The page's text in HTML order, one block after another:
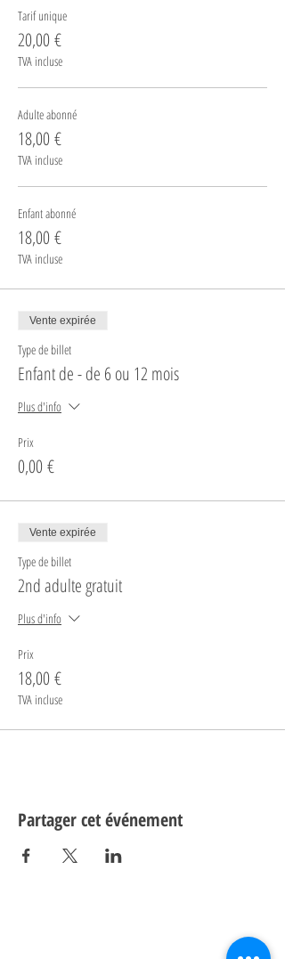
Tarif unique
20,00 €
TVA incluse
Adulte abonné
18,00 €
TVA incluse
Enfant abonné
18,00 €
TVA incluse
Vente expirée
Type de billet
Enfant de - de 6 ou 12 mois
Plus d'info
Prix
0,00 €
Vente expirée
Type de billet
2nd adulte gratuit
Plus d'info
Prix
18,00 €
TVA incluse
Partager cet événement